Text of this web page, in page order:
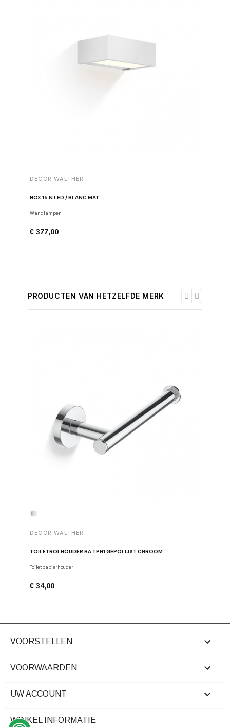
DECOR WALTHER
BOX 15 N LED / BLANC MAT
Wandlampen
€ 377,00
PRODUCTEN VAN HETZELFDE MERK
DECOR WALTHER
TOILETROLHOUDER BA TPH1 GEPOLIJST CHROOM
Toiletpapierhouder
€ 34,00
VOORSTELLEN 
VOORWAARDEN 
UW ACCOUNT 
WINKEL INFORMATIE